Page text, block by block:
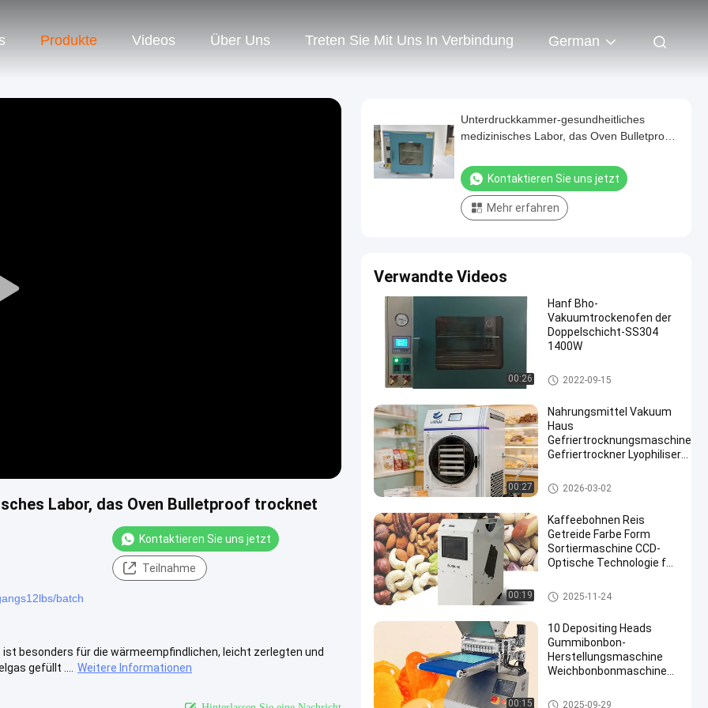
Produkte Videos Über Uns Treten Sie Mit Uns In Verbindung German
Play
Labor, das Oven Bulletproof trocknet
Kontaktieren Sie uns jetzt
Teilnahme
batch
besonders für die wärmeempfindlichen, leicht zerlegten und
gefüllt ....
Weitere Informationen
Unterdruckkammer-gesundheitliches
medizinisches Labor, das Oven Bulletproof
Kontaktieren Sie uns jetzt
Mehr erfahren
Verwandte Videos
00:26
Hanf Bho-
Vakuumtrockenofen der
Doppelschicht-SS304
1400W
Vakuumtrockenofen
2022-09-15
00:27
Nahrungsmittel Vakuum
Haus
Gefriertrocknungsmaschine
Gefriertrockner Lyophiliser
Vakuumfrost-Trockner
2026-03-02
00:19
Kaffeebohnen Reis
Getreide Farbe Form
Sortiermaschine CCD-
Optische Technologie für
Farbsortierermaschine
2025-11-24
00:15
10 Depositing Heads
Gummibonbon-
Herstellungsmaschine
Weichbonbonmaschine
Vakuumfrost-Trockner
2025-09-29